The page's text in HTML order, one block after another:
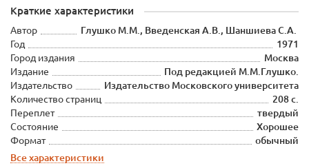
Краткие характеристики
Автор
Глушко М.М., Введенская А.В., Шаншиева С.А.
Год
1971
Город издания
Москва
Издание
Под редакцией М.М.Глушко.
Издательство
Издательство Московского университета
Количество страниц
208 с.
Переплет
твердый
Состояние
Хорошее
Формат
обычный
Все характеристики